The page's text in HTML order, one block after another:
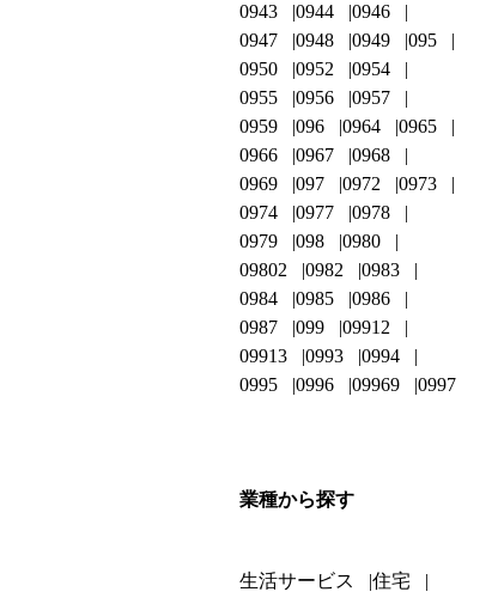
0943
0944
0946
0947
0948 0949
095
0950
0952
0954
0955
0956
0957
0959
096 0964
0965
0966
0967
0968
0969
097 0972
0973
0974
0977
0978
0979
098
0980
09802
0982
0983
0984
0985
0986
0987
099
09912
09913
0993
0994
0995
0996 09969 0997
業種から探す
生活サービス 住宅